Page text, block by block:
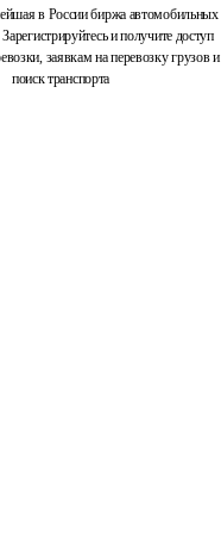
в России биржа автомобильных
и получите доступ
заявкам на перевозку грузов и
поиск транспорта